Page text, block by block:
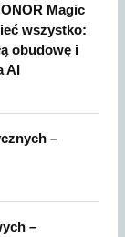
Magic
wszystko:
obudowę i
AI
–
–